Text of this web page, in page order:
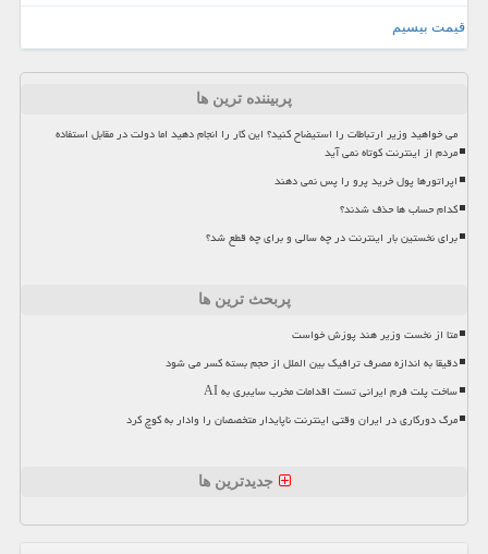
قیمت بیسیم
پربیننده ترین ها
می خواهید وزیر ارتباطات را استیضاح کنید؟ این کار را انجام دهید اما دولت در مقابل استفاده
مردم از اینترنت کوتاه نمی آید
اپراتورها پول خرید پرو را پس نمی دهند
کدام حساب ها حذف شدند؟
برای نخستین بار اینترنت در چه سالی و برای چه قطع شد؟
پربحث ترین ها
متا از نخست وزیر هند پوزش خواست
دقیقا به اندازه مصرف ترافیک بین الملل از حجم بسته کسر می شود
ساخت پلت فرم ایرانی تست اقدامات مخرب سایبری به AI
مرگ دورکاری در ایران وقتی اینترنت ناپایدار متخصصان را وادار به کوچ کرد
جدیدترین ها